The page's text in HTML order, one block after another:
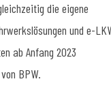
die eigene
und e-
ab Anfang 2023
BPW.